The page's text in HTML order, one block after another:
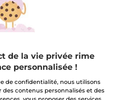
réducteur de
(143)AJOUTER UN AVIS
€
de la vie privée rime
personnalisée !
de confidentialité, nous utilisons
des contenus personnalisés et des